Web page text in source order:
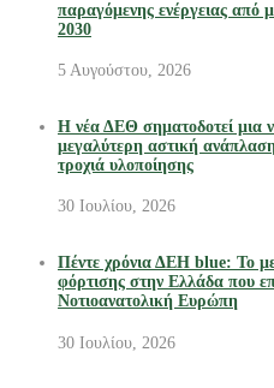
παραγόμενης ενέργειας από
2030
5 Αυγούστου, 2026
Η νέα ΔΕΘ σηματοδοτεί μια
μεγαλύτερη αστική
τροχιά υλοποίησης
30 Ιουλίου, 2026
Πέντε χρόνια ΔΕΗ blue: Το
φόρτισης στην Ελλάδα που
Νοτιοανατολική Ευρώπη
30 Ιουλίου, 2026